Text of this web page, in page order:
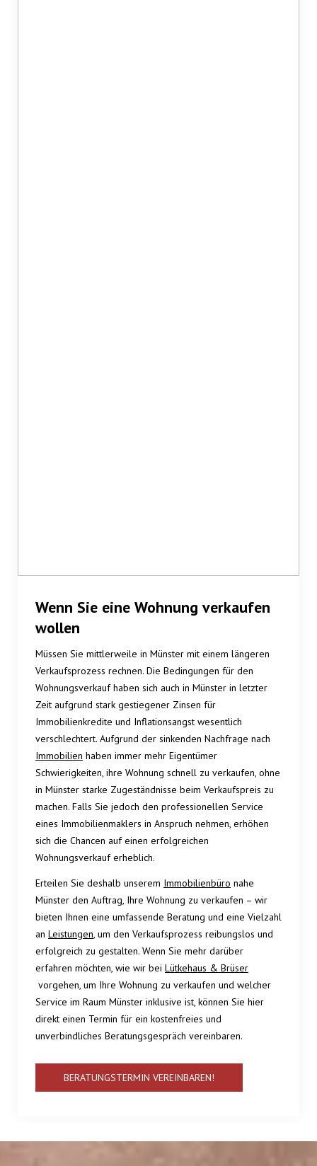
Wenn Sie eine Wohnung verkaufen
wollen
Müssen Sie mittlerweile in Münster mit einem längeren
Verkaufsprozess rechnen. Die Bedingungen für den
Wohnungsverkauf haben sich auch in Münster in letzter
Zeit aufgrund stark gestiegener Zinsen für
Immobilienkredite und Inflationsangst wesentlich
verschlechtert. Aufgrund der sinkenden Nachfrage nach
Immobilien haben immer mehr Eigentümer
Schwierigkeiten, ihre Wohnung schnell zu verkaufen, ohne
in Münster starke Zugeständnisse beim Verkaufspreis zu
machen. Falls Sie jedoch den professionellen Service
eines Immobilienmaklers in Anspruch nehmen, erhöhen
sich die Chancen auf einen erfolgreichen
Wohnungsverkauf erheblich.
Erteilen Sie deshalb unserem Immobilienbüro nahe
Münster den Auftrag, Ihre Wohnung zu verkaufen – wir
bieten Ihnen eine umfassende Beratung und eine Vielzahl
an Leistungen, um den Verkaufsprozess reibungslos und
erfolgreich zu gestalten. Wenn Sie mehr darüber
erfahren möchten, wie wir bei Lütkehaus & Brüser
vorgehen, um Ihre Wohnung zu verkaufen und welcher
Service im Raum Münster inklusive ist, können Sie hier
direkt einen Termin für ein kostenfreies und
unverbindliches Beratungsgespräch vereinbaren.
BERATUNGSTERMIN VEREINBAREN!